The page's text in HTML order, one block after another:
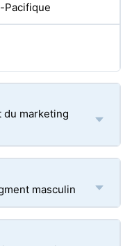
Pacifique
du marketing
masculin